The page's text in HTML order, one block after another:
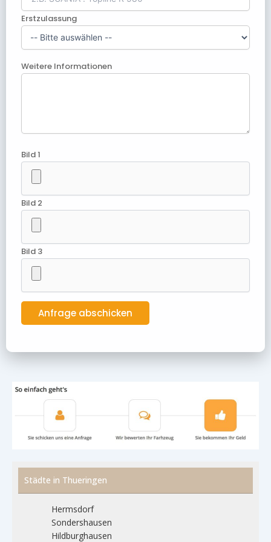
Erstzulassung
Weitere Informationen
Bild 1
Bild 2
Bild 3
Städte in Thueringen
Hermsdorf
Sondershausen
Hildburghausen